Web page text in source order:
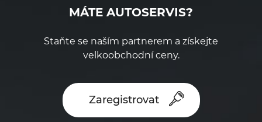
MÁTE AUTOSERVIS?
Staňte se naším partnerem a získejte
velkoobchodní ceny.
Zaregistrovat